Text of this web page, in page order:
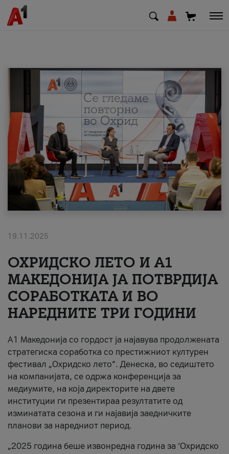
МК SQ
Приватни Деловни
Поддршка
Надополни кредит
#ПодобарОнлајн
19.11.2025
ОХРИДСКО ЛЕТО И A1
МАКЕДОНИЈА ЈА ПОТВРДИЈА
СОРАБОТКАТА И ВО
НАРЕДНИТЕ ТРИ ГОДИНИ
A1 Македонија со гордост ја најавува продолжената
стратегиска соработка со престижниот културен
фестивал „Охридско лето“. Денеска, во седиштето
на компанијата, се одржа конференција за
медиумите, на која директорите на двете
институции ги презентираа резултатите од
изминатата сезона и ги најавија заедничките
планови за наредниот период.
„2025 година беше извонредна година за ‘Охридско